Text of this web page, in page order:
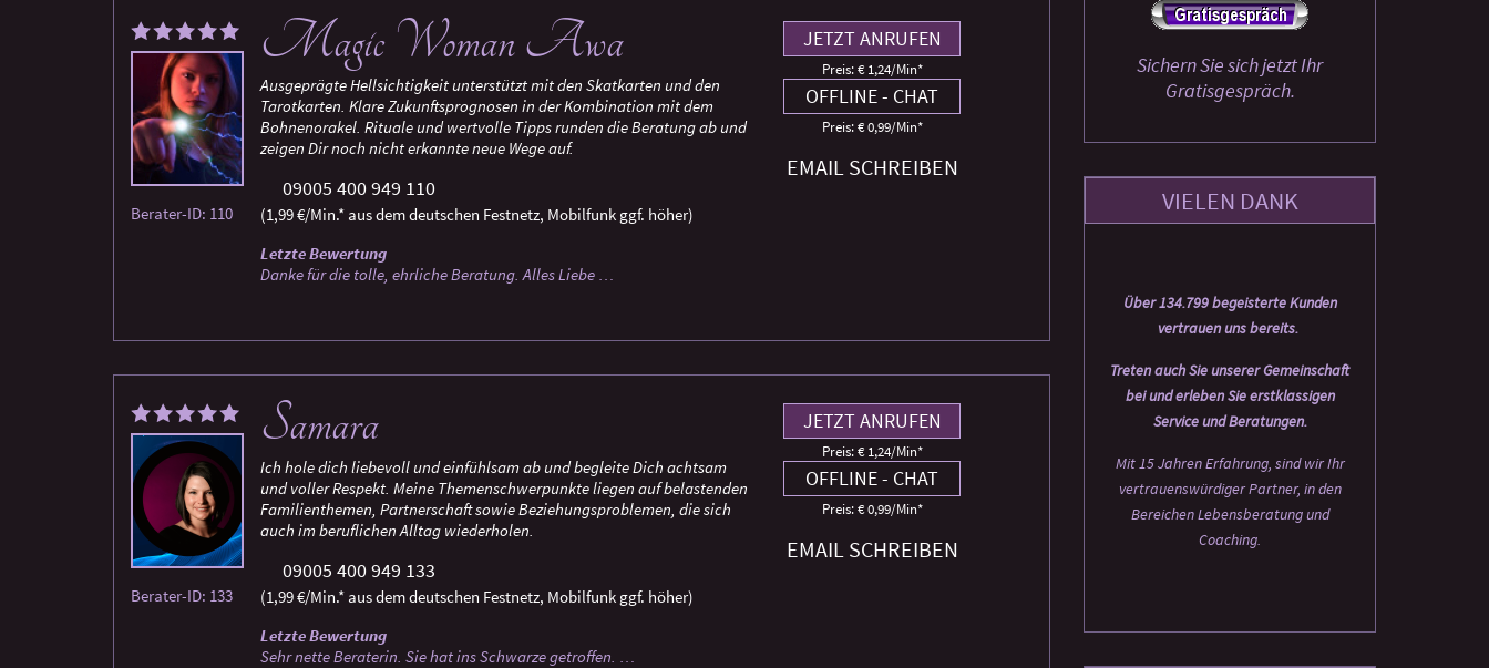
Sichern Sie sich jetzt Ihr
Gratisgespräch.
VIELEN DANK
Über 134.799 begeisterte Kunden
vertrauen uns bereits.
Treten auch Sie unserer Gemeinschaft
bei und erleben Sie erstklassigen
Service und Beratungen.
Mit 15 Jahren Erfahrung, sind wir Ihr
vertrauenswürdiger Partner, in den
Bereichen Lebensberatung und
Coaching.
Berater-ID: 110
Magic Woman Awa
Ausgeprägte Hellsichtigkeit unterstützt mit den Skatkarten und den
Tarotkarten. Klare Zukunftsprognosen in der Kombination mit dem
Bohnenorakel. Rituale und wertvolle Tipps runden die Beratung ab und
zeigen Dir noch nicht erkannte neue Wege auf.
09005 400 949 110
(1,99 €/Min.* aus dem deutschen Festnetz, Mobilfunk ggf. höher)
Letzte Bewertung
Danke für die tolle, ehrliche Beratung. Alles Liebe …
JETZT ANRUFEN
Preis: € 1,24/Min*
OFFLINE - CHAT
Preis: € 0,99/Min*
EMAIL SCHREIBEN
Berater-ID: 133
Samara
Ich hole dich liebevoll und einfühlsam ab und begleite Dich achtsam
und voller Respekt. Meine Themenschwerpunkte liegen auf belastenden
Familienthemen, Partnerschaft sowie Beziehungsproblemen, die sich
auch im beruflichen Alltag wiederholen.
09005 400 949 133
(1,99 €/Min.* aus dem deutschen Festnetz, Mobilfunk ggf. höher)
Letzte Bewertung
Sehr nette Beraterin. Sie hat ins Schwarze getroffen. …
JETZT ANRUFEN
Preis: € 1,24/Min*
OFFLINE - CHAT
Preis: € 0,99/Min*
EMAIL SCHREIBEN